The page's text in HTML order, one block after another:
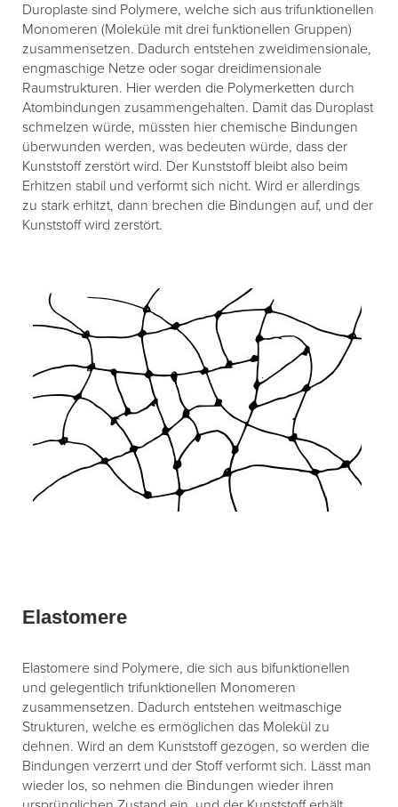
Duroplaste sind Polymere, welche sich aus trifunktionellen
Monomeren (Moleküle mit drei funktionellen Gruppen)
zusammensetzen. Dadurch entstehen zweidimensionale,
engmaschige Netze oder sogar dreidimensionale
Raumstrukturen. Hier werden die Polymerketten durch
Atombindungen zusammengehalten. Damit das Duroplast
schmelzen würde, müssten hier chemische Bindungen
überwunden werden, was bedeuten würde, dass der
Kunststoff zerstört wird. Der Kunststoff bleibt also beim
Erhitzen stabil und verformt sich nicht. Wird er allerdings
zu stark erhitzt, dann brechen die Bindungen auf, und der
Kunststoff wird zerstört.
Elastomere
Elastomere sind Polymere, die sich aus bifunktionellen
und gelegentlich trifunktionellen Monomeren
zusammensetzen. Dadurch entstehen weitmaschige
Strukturen, welche es ermöglichen das Molekül zu
dehnen. Wird an dem Kunststoff gezogen, so werden die
Bindungen verzerrt und der Stoff verformt sich. Lässt man
wieder los, so nehmen die Bindungen wieder ihren